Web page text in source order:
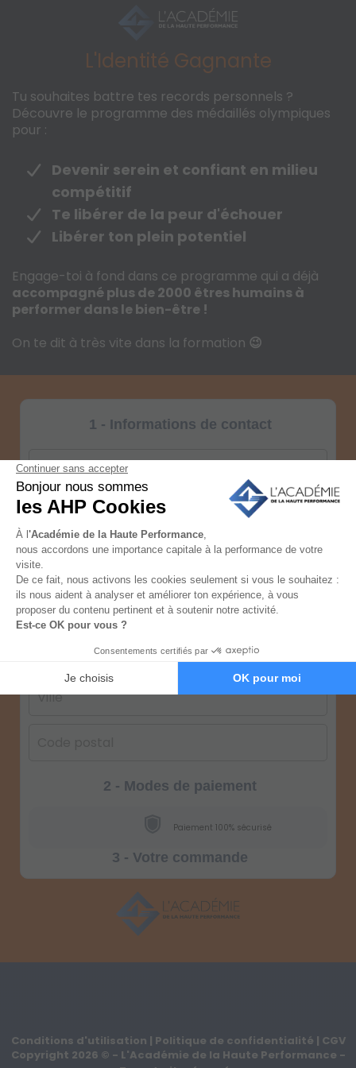
L'Identité Gagnante
Tu souhaites battre tes records personnels ?
Découvre le programme des médaillés olympiques
pour :
Devenir serein et confiant en milieu
compétitif
Te libérer de la peur d'échouer
Libérer ton plein potentiel
Engage-toi à fond dans ce programme qui a déjà
accompagné plus de 2000 êtres humains à
performer dans le bien-être !
On te dit à très vite dans la formation 😉
1 - Informations de contact
2 - Modes de paiement
Paiement 100% sécurisé
3 - Votre commande
Conditions d'utilisation | Politique de confidentialité | CGV
Copyright 2026 © - L'Académie de la Haute Performance -